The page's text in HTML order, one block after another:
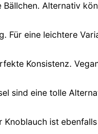
Alternativ
Für eine leichtere
Konsistenz.
sind eine tolle
ist